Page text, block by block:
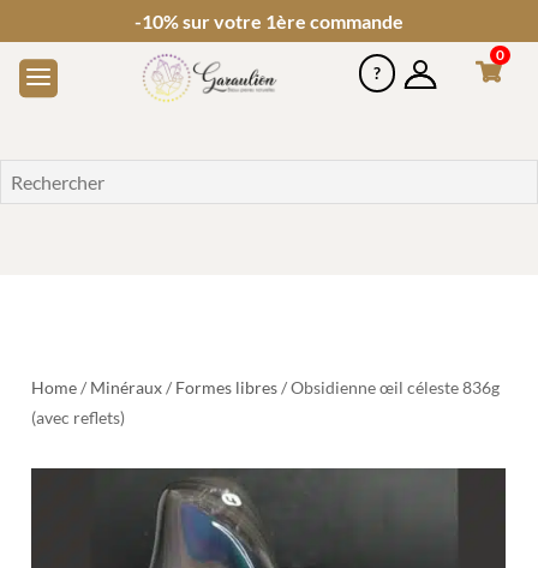
-10% sur votre 1ère commande
0
Home/ Minéraux/ Formes libres/ Obsidienne œil céleste 836g
(avec reflets)